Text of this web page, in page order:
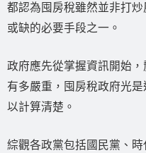
都認為囤房稅雖然並非打
或缺的必要手段之一。
政府應先從掌握資訊開始
有多嚴重，囤房稅政府光
以計算清楚。
綜觀各政黨包括國民黨、